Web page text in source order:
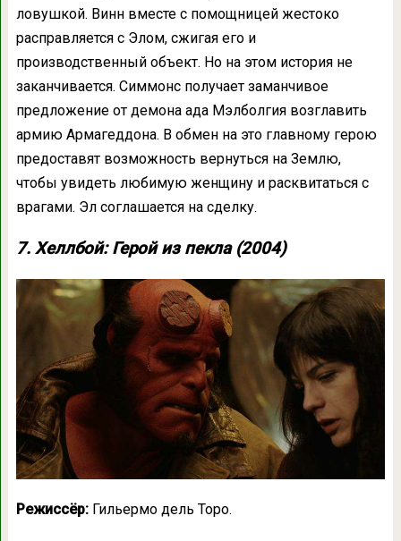
ловушкой. Винн вместе с помощницей жестоко
расправляется с Элом, сжигая его и
производственный объект. Но на этом история не
заканчивается. Симмонс получает заманчивое
предложение от демона ада Мэлболгия возглавить
армию Армагеддона. В обмен на это главному герою
предоставят возможность вернуться на Землю,
чтобы увидеть любимую женщину и расквитаться с
врагами. Эл соглашается на сделку.
7. Хеллбой: Герой из пекла (2004)
Режиссёр:Гильермо дель Торо.